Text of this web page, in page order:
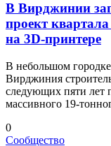
В Вирджинии
проект
на 3D-принтере
В небольшом
Вирджиния
следующих пяти лет
массивного 19-
0
Сообщество